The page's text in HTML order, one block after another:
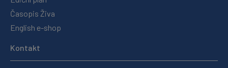
Časopis Živa
English e-shop
Kontakt